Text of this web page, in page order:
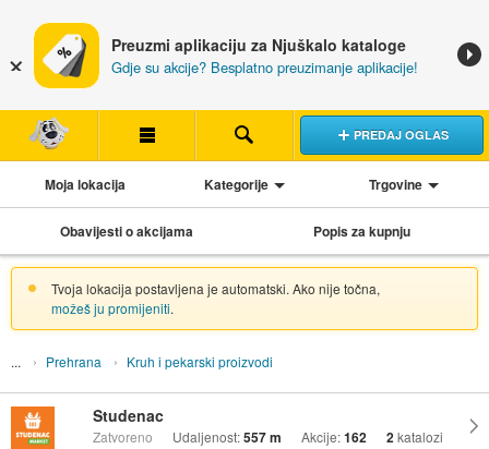
Preuzmi aplikaciju za Njuškalo kataloge
Gdje su akcije? Besplatno preuzimanje aplikacije!
PREDAJ OGLAS
Moja lokacija Kategorije Trgovine
Obavijesti o akcijama Popis za kupnju
Tvoja lokacija postavljena je automatski. Ako nije točna,
možeš ju promijeniti.
Prehrana Kruh i pekarski proizvodi
Studenac
Zatvoreno Udaljenost:557 m Akcije:162 2katalozi